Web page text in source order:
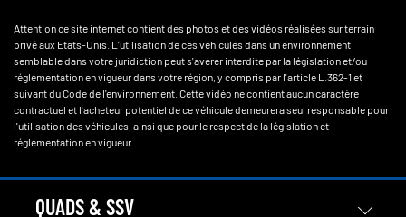
Attention ce site internet contient des photos et des vidéos réalisées sur terrain
privé aux Etats-Unis. L'utilisation de ces véhicules dans un environnement
semblable dans votre juridiction peut s'avérer interdite par la législation et/ou
réglementation en vigueur dans votre région, y compris par l'article L.362-1 et
suivant du Code de l'environnement. Cette vidéo ne contient aucun caractère
contractuel et l'acheteur potentiel de ce véhicule demeurera seul responsable pour
l'utilisation des véhicules, ainsi que pour le respect de la législation et
réglementation en vigueur.
QUADS & SSV